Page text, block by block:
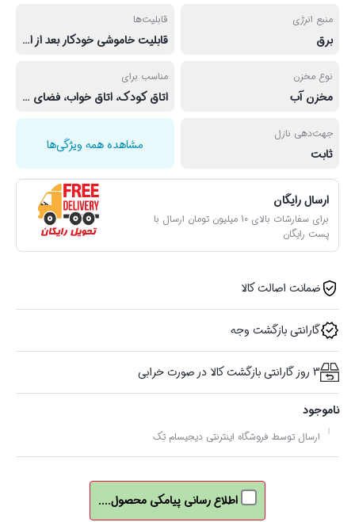
منبع انرژی
برق
قابلیت‌ها
قابلیت خاموشی خودکار بعد از اتمام آب، قابلیت شست‌و‌شو، تایمردار
نوع مخزن
مخزن آب
مناسب برای
اتاق کودک، اتاق خواب، فضای منزل، فضای اداری
جهت‌دهی نازل
ثابت
مشاهده همه ویژگی‌ها
ارسال رایگان
برای سفارشات بالای 10 میلیون تومان ارسال با
پست رایگان
ضمانت اصالت کالا
گارانتی بازگشت وجه
3 روز گارانتی بازگشت کالا در صورت خرابی
ناموجود
ارسال توسط فروشگاه اینترنتی دیجیسام تِک
اطلاع رسانی پیامکی محصول....